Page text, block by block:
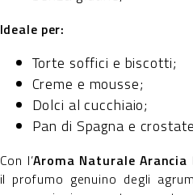
Ideale per:
Torte soffici e biscotti;
Creme e mousse;
Dolci al cucchiaio;
Pan di Spagna e
Con l’Aroma Naturale Arancia
il profumo genuino degli